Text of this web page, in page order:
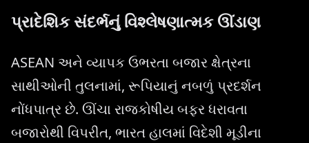
પ્રાદેશિક સંદર્ભનું વિશ્લેષણાત્મક ઊંડાણ
ASEAN અને વ્યાપક ઉભરતા બજાર ક્ષેત્રના
સાથીઓની તુલનામાં, રૂપિયાનું નબળું પ્રદર્શન
નોંધપાત્ર છે. ઊંચા રાજકોષીય બફર ધરાવતા
બજારોથી વિપરીત, ભારત હાલમાં વિદેશી મૂડીના